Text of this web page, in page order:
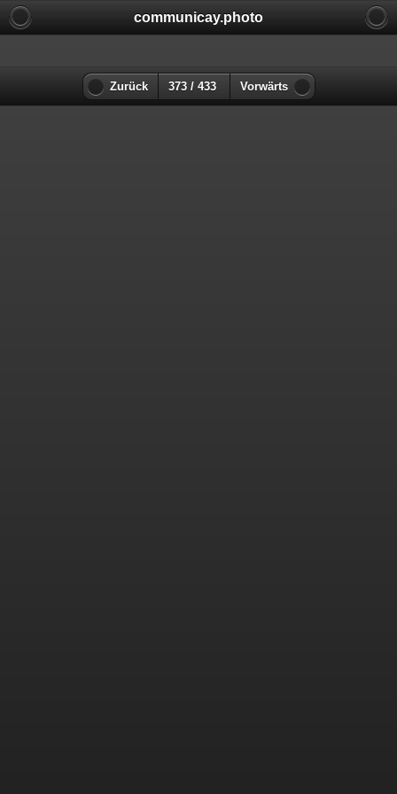
communicay.photo
Zurück 373 / 433 Vorwärts